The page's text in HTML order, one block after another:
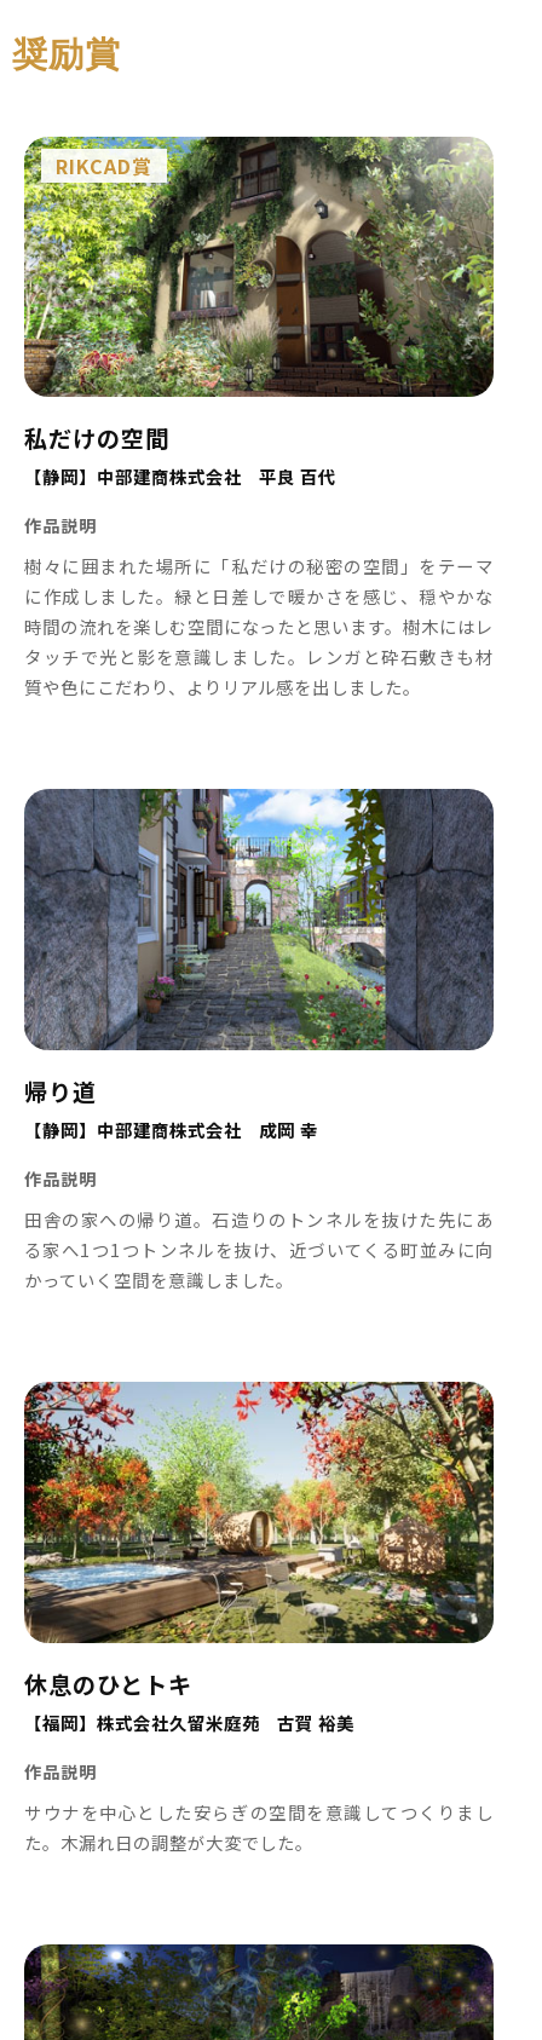
奨励賞
RIKCAD賞
私だけの空間
【静岡】中部建商株式会社 平良 百代
作品説明
樹々に囲まれた場所に「私だけの秘密の空間」をテーマ
に作成しました。緑と日差しで暖かさを感じ、穏やかな
時間の流れを楽しむ空間になったと思います。樹木にはレ
タッチで光と影を意識しました。レンガと砕石敷きも材
質や色にこだわり、よりリアル感を出しました。
帰り道
【静岡】中部建商株式会社 成岡 幸
作品説明
田舎の家への帰り道。石造りのトンネルを抜けた先にあ
る家へ1つ1つトンネルを抜け、近づいてくる町並みに向
かっていく空間を意識しました。
休息のひとトキ
【福岡】株式会社久留米庭苑 古賀 裕美
作品説明
サウナを中心とした安らぎの空間を意識してつくりまし
た。木漏れ日の調整が大変でした。